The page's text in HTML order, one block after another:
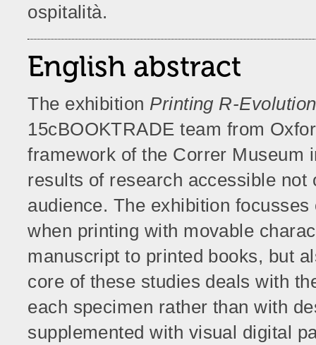
ospitalità.
English abstract
The exhibition Printing R-Evolution
15cBOOKTRADE team from
framework of the Correr Museum
results of research accessible
audience. The exhibition
when printing with movable
manuscript to printed books, but
core of these studies deals with
each specimen rather than with
supplemented with visual digital